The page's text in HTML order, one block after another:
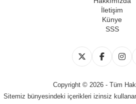
İletişim
Künye
SSS
Copyright © 2026 - Tüm
Sitemiz bünyesindeki içerikleri izinsiz